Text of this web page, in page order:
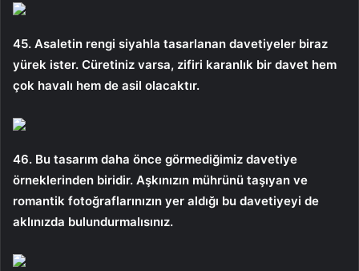
45. Asaletin rengi siyahla tasarlanan davetiyeler biraz
yürek ister. Cüretiniz varsa, zifiri karanlık bir davet hem
çok havalı hem de asil olacaktır.
46. ​​​Bu tasarım daha önce görmediğimiz davetiye
örneklerinden biridir. Aşkınızın mührünü taşıyan ve
romantik fotoğraflarınızın yer aldığı bu davetiyeyi de
aklınızda bulundurmalısınız.